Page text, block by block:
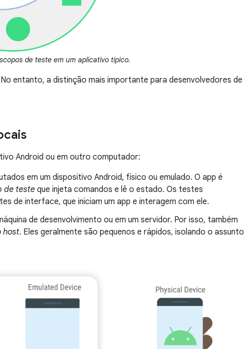
de teste em um aplicativo típico.
entanto, a distinção mais importante para desenvolvedores de
Android ou em outro computador:
em um dispositivo Android, físico ou emulado. O app é
de testeque injeta comandos e lê o estado. Os testes
de interface, que iniciam um app e interagem com ele.
de desenvolvimento ou em um servidor. Por isso, também
host. Eles geralmente são pequenos e rápidos, isolando o assunto